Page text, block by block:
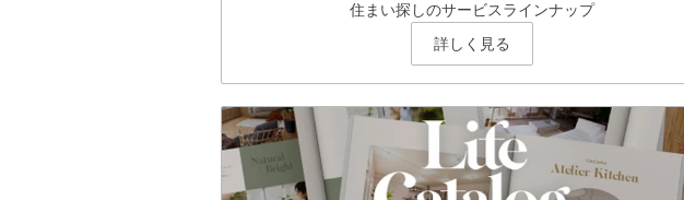
住まい探しのサービスラインナップ
詳しく見る